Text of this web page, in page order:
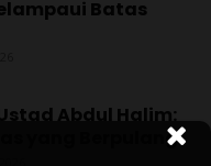
Batas
Abdul Halim:
yang Berpulang